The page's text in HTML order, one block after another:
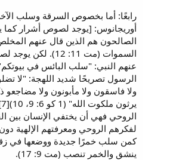
رابعًا: أما بخصوص السرقة وسلب
أوريجانوس: [يوجد لصوص أشرار
الصالحون هم الذين قال عنهم
السموات (مت 11: 12).
الرسول تصريحًا شديد اللهجة: "لا
ولا فاسقون ولا مأبونون ولا مضاجعو
الروحي فهي أن يختفي الإنسان بين
لفكرهم الروحي ومعرفتهم الإلهية
كمن سلب خمرًا جديدة ووضعها في
ينشق والخمر تنصب (مت 9: 17).